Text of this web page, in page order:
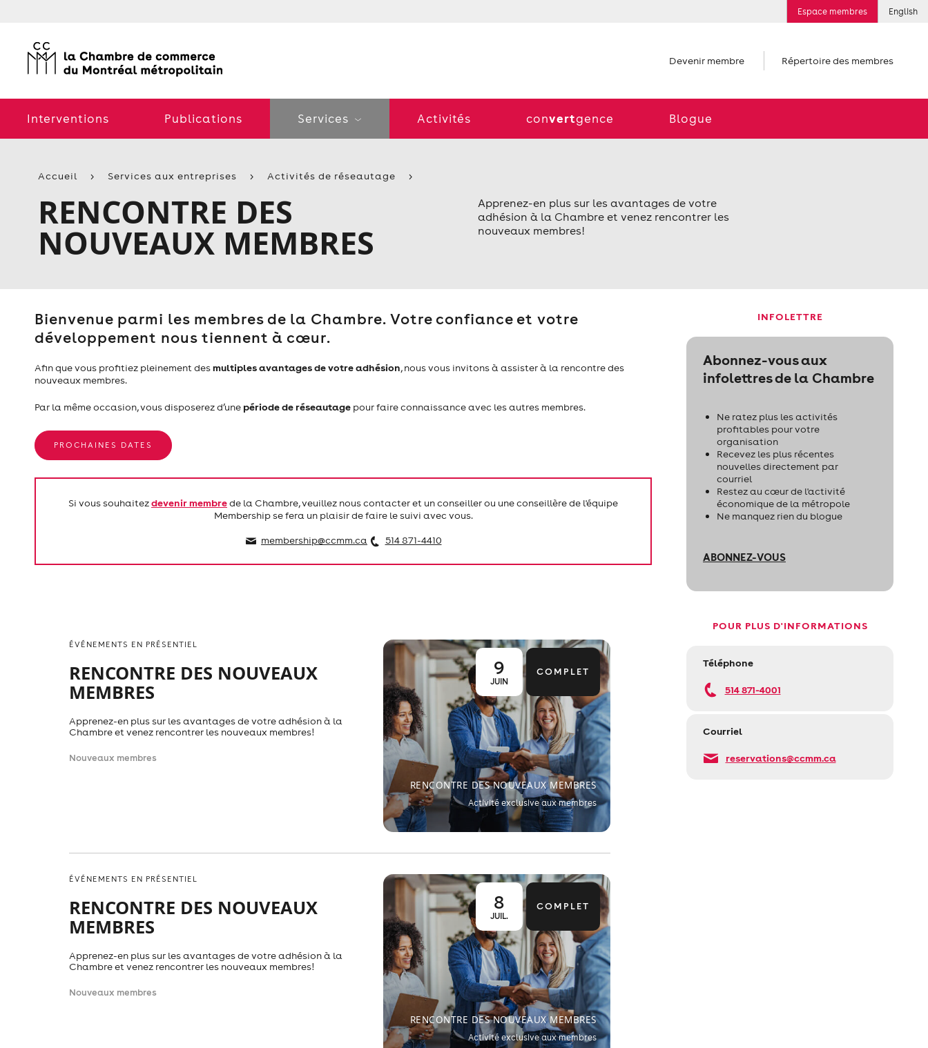
Espace membres English
Devenir membre Répertoire des membres
Interventions Publications Services Activités convertgence Blogue
Accueil Services aux entreprises Activités de réseautage
RENCONTRE DES
NOUVEAUX MEMBRES
Apprenez-en plus sur les avantages de votre
adhésion à la Chambre et venez rencontrer les
nouveaux membres!
INFOLETTRE
Abonnez-vous aux
infolettres de la Chambre
Ne ratez plus les activités
profitables pour votre
organisation
Recevez les plus récentes
nouvelles directement par
courriel
Restez au cœur de l'activité
économique de la métropole
Ne manquez rien du blogue
ABONNEZ-VOUS
POUR PLUS D'INFORMATIONS
Téléphone
514 871-4001
Courriel
reservations@ccmm.ca
Bienvenue parmi les membres de la Chambre. Votre confiance et votre
développement nous tiennent à cœur.
Afin que vous profitiez pleinement desmultiples avantages de votre adhésion, nous vous invitons à assister à la rencontre des
nouveaux membres.
Par la même occasion, vous disposerez d’une période de réseautage pour faire connaissance avec les autres membres.
PROCHAINES DATES
Si vous souhaitezdevenir membrede la Chambre, veuillez nous contacter et un conseiller ou une conseillère de l'équipe
Membership se fera un plaisir de faire le suivi avec vous.
membership@ccmm.ca
514 871-4410
ÉVÉNEMENTS EN PRÉSENTIEL
RENCONTRE DES NOUVEAUX
MEMBRES
Apprenez-en plus sur les avantages de votre adhésion à la
Chambre et venez rencontrer les nouveaux membres!
Nouveaux membres
9
JUIN
COMPLET
RENCONTRE DES NOUVEAUX MEMBRES
Activité exclusive aux membres
ÉVÉNEMENTS EN PRÉSENTIEL
RENCONTRE DES NOUVEAUX
MEMBRES
Apprenez-en plus sur les avantages de votre adhésion à la
Chambre et venez rencontrer les nouveaux membres!
Nouveaux membres
8
JUIL.
COMPLET
RENCONTRE DES NOUVEAUX MEMBRES
Activité exclusive aux membres